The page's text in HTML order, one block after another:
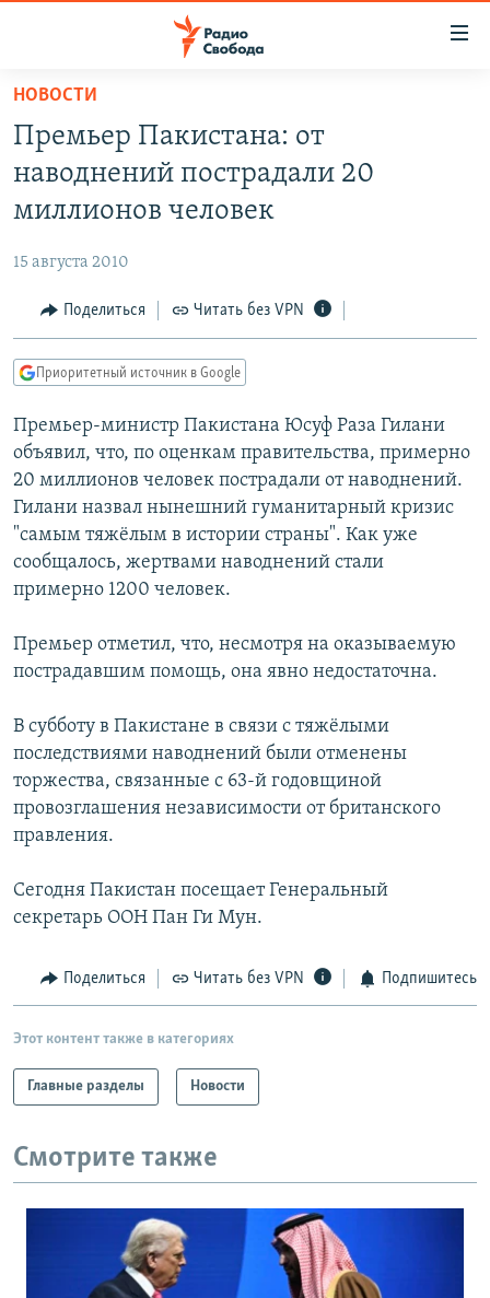
упрощенного
доступа
основному
Вернутся
Вернутся
поиску
ПОДКАСТЫ
МНЕНИЯ
КУЛЬТУРА
КАВКАЗ.РЕАЛИИ
СЕВЕР.РЕАЛИИ
СИБИРЬ.РЕАЛИИ
РАСПИСАНИЕ ВЕЩАНИЯ
ПОДПИШИТЕСЬ НА РАССЫЛКУ
Все сайты РСЕ/РС
НОВОСТИ
Премьер Пакистана: от
наводнений пострадали 20
миллионов человек
15 августа 2010
Поделиться Читать без VPN
Приоритетный источник в Google
Премьер-министр Пакистана Юсуф Раза Гилани
объявил, что, по оценкам правительства, примерно
20 миллионов человек пострадали от наводнений.
Гилани назвал нынешний гуманитарный кризис
"самым тяжёлым в истории страны". Как уже
сообщалось, жертвами наводнений стали
примерно 1200 человек.
Премьер отметил, что, несмотря на оказываемую
пострадавшим помощь, она явно недостаточна.
В субботу в Пакистане в связи с тяжёлыми
последствиями наводнений были отменены
торжества, связанные с 63-й годовщиной
провозглашения независимости от британского
правления.
Сегодня Пакистан посещает Генеральный
секретарь ООН Пан Ги Мун.
Поделиться Читать без VPN Подпишитесь
Этот контент также в категориях
Главные разделы Новости
Смотрите также